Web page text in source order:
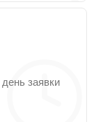
заявки